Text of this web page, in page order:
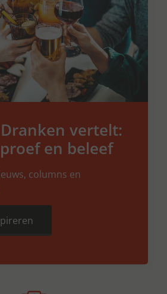
vertelt:
en beleef
columns en